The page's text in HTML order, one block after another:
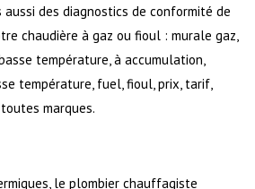
aussi des diagnostics de conformité de
chaudière à gaz ou fioul : murale gaz,
température, à accumulation,
température, fuel, fioul, prix, tarif,
marques.
le plombier chauffagiste